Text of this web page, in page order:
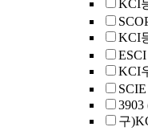
KCI
KCI
ESCI
KCI
SCIE
3903
구